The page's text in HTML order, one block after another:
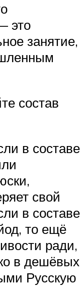
это
занятие,
состав
в составе
свой
в составе
то ещё
ради,
в дешёвых
Русскую